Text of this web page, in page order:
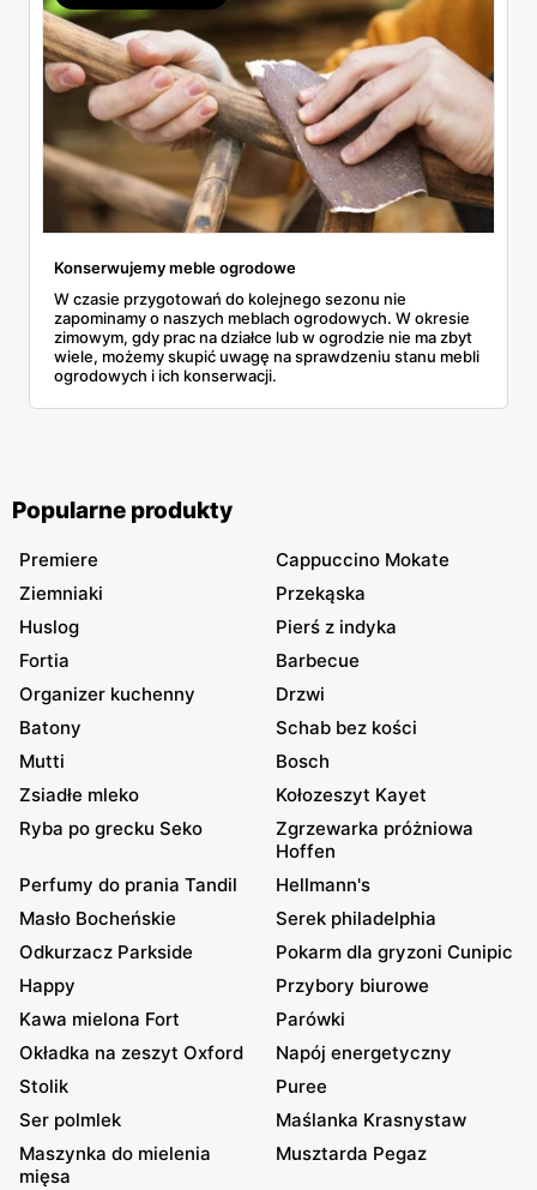
Konserwujemy meble ogrodowe
W czasie przygotowań do kolejnego sezonu nie
zapominamy o naszych meblach ogrodowych. W okresie
zimowym, gdy prac na działce lub w ogrodzie nie ma zbyt
wiele, możemy skupić uwagę na sprawdzeniu stanu mebli
ogrodowych i ich konserwacji.
Popularne produkty
Premiere
Cappuccino Mokate
Ziemniaki
Przekąska
Huslog
Pierś z indyka
Fortia
Barbecue
Organizer kuchenny
Drzwi
Batony
Schab bez kości
Mutti
Bosch
Zsiadłe mleko
Kołozeszyt Kayet
Ryba po grecku Seko
Zgrzewarka próżniowa
Hoffen
Perfumy do prania Tandil
Hellmann's
Masło Bocheńskie
Serek philadelphia
Odkurzacz Parkside
Pokarm dla gryzoni Cunipic
Happy
Przybory biurowe
Kawa mielona Fort
Parówki
Okładka na zeszyt Oxford
Napój energetyczny
Stolik
Puree
Ser polmlek
Maślanka Krasnystaw
Maszynka do mielenia
mięsa
Musztarda Pegaz